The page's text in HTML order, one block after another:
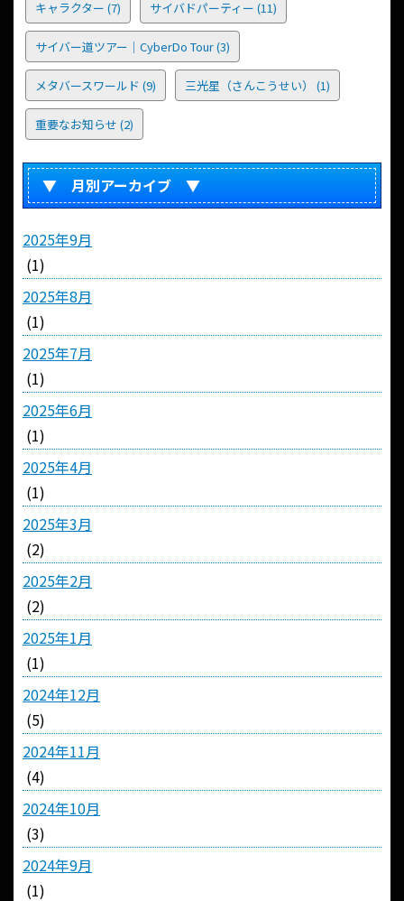
キャラクター (7) サイバドパーティー (11)
サイバー道ツアー｜CyberDo Tour(3)
メタバースワールド (9) 三光星（さんこうせい） (1)
重要なお知らせ (2)
▼ 月別アーカイブ ▼
2025年9月
(1)
2025年8月
(1)
2025年7月
(1)
2025年6月
(1)
2025年4月
(1)
2025年3月
(2)
2025年2月
(2)
2025年1月
(1)
2024年12月
(5)
2024年11月
(4)
2024年10月
(3)
2024年9月
(1)